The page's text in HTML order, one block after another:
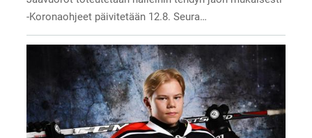
-Koronaohjeet päivitetään 12.8. Seura…